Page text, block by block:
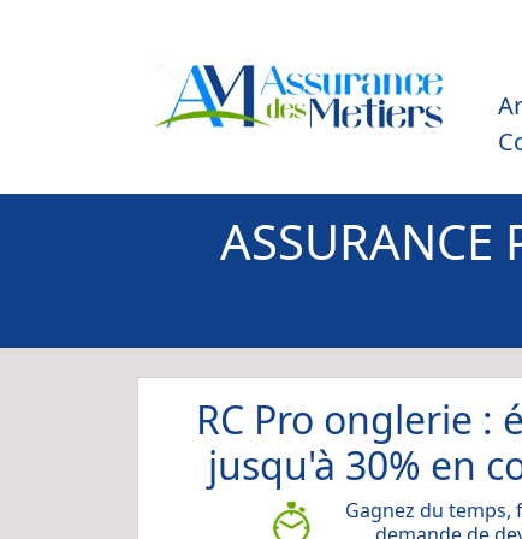
ASSURANCE
RC Pro onglerie :
jusqu'à 30% en
Gagnez du temps,